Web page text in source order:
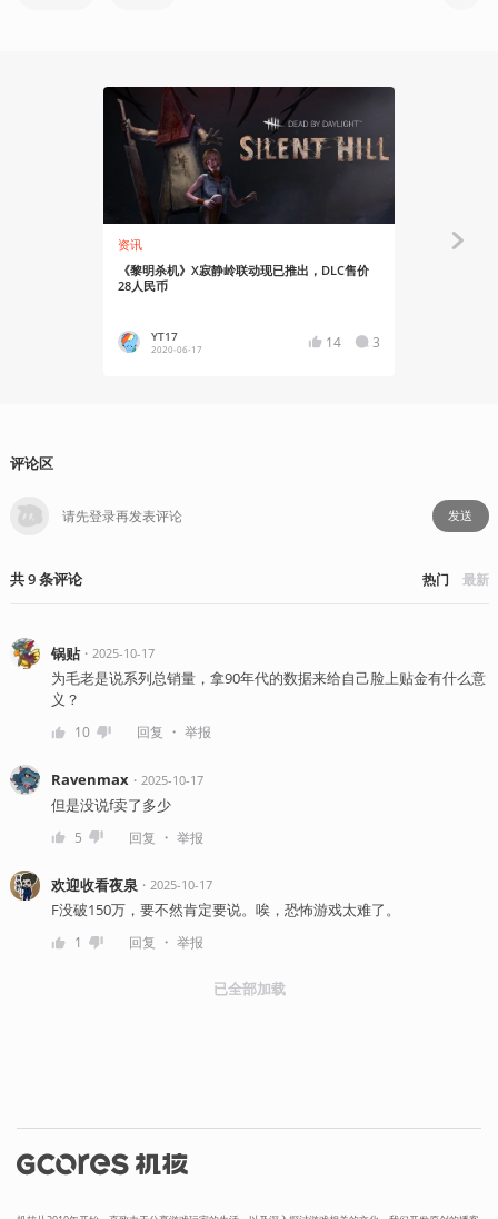
资讯
《黎明杀机》X寂静岭联动现已推出，DLC售价
28人民币
YT17
2020-06-17 14 3
评论区
发送
共9条评论 热门 最新
锅贴・ 2025-10-17
为毛老是说系列总销量，拿90年代的数据来给自己脸上贴金有什么意
义？
10 回复 ・ 举报
Ravenmax ・ 2025-10-17
但是没说f卖了多少
5 回复 ・ 举报
欢迎收看夜泉 ・ 2025-10-17
F没破150万，要不然肯定要说。唉，恐怖游戏太难了。
1 回复 ・ 举报
已全部加载